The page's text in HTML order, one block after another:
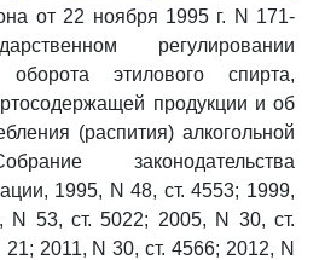
от 22 ноября 1995 г. N 171-
регулировании
этилового спирта,
продукции и об
(распития) алкогольной
законодательства
1995, N 48, ст. 4553; 1999,
N 53, ст. 5022; 2005, N 30, ст.
2011, N 30, ст. 4566; 2012, N